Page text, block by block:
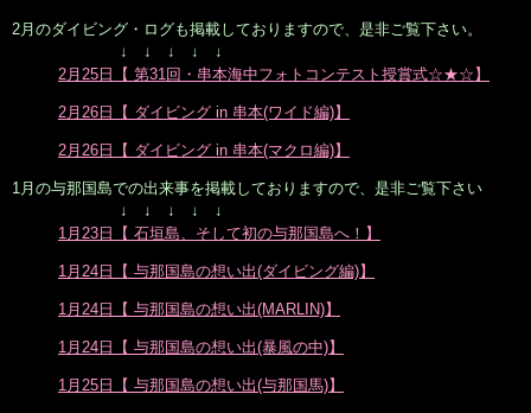
2月のダイビング・ログも掲載しておりますので、是非ご覧下さい。
↓ ↓ ↓ ↓ ↓
2月25日【 第31回・串本海中フォトコンテスト授賞式☆★☆】
2月26日【 ダイビング in 串本(ワイド編)】
2月26日【 ダイビング in 串本(マクロ編)】
1月の与那国島での出来事を掲載しておりますので、是非ご覧下さい
↓ ↓ ↓ ↓ ↓
1月23日【 石垣島、そして初の与那国島へ！】
1月24日【 与那国島の想い出(ダイビング編)】
1月24日【 与那国島の想い出(MARLIN)】
1月24日【 与那国島の想い出(暴風の中)】
1月25日【 与那国島の想い出(与那国馬)】